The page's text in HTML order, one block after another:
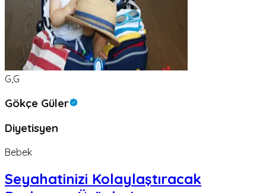
G,G
Gökçe Güler
Diyetisyen
Bebek
Seyahatinizi Kolaylaştıracak